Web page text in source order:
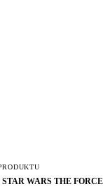
STAR WARS THE